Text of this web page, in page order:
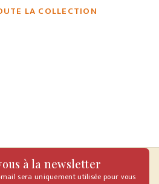
LA COLLECTION
à la newsletter
sera uniquement utilisée pour vous